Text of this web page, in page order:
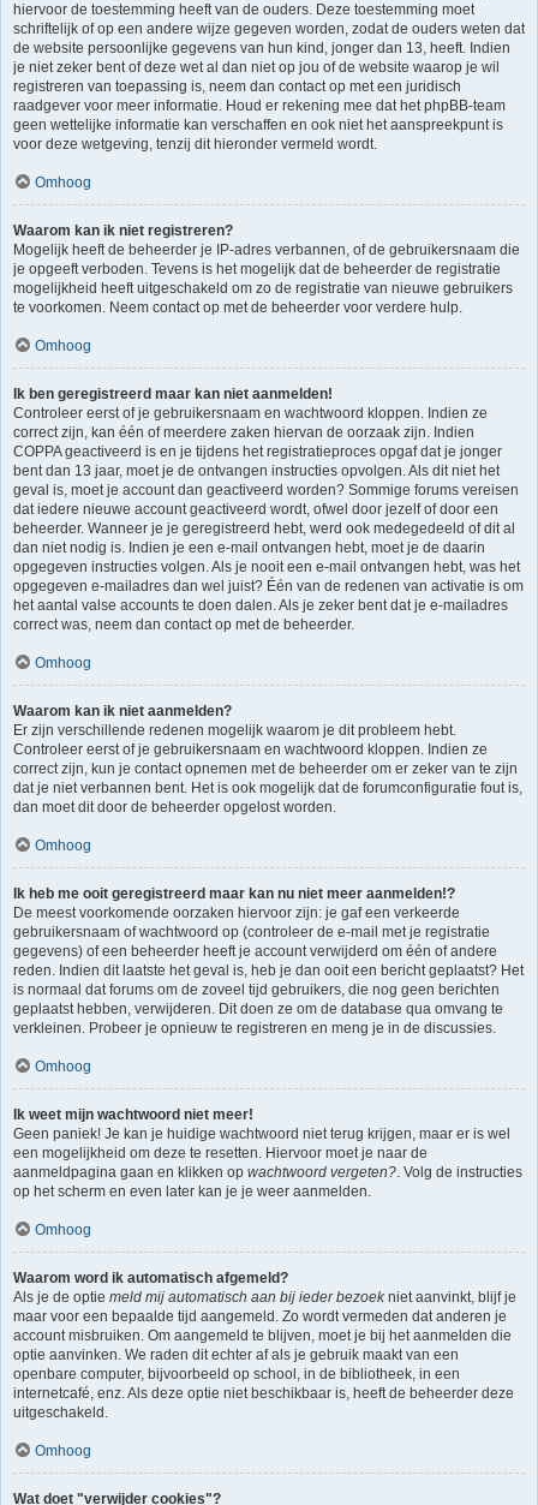
hiervoor de toestemming heeft van de ouders. Deze toestemming moet
schriftelijk of op een andere wijze gegeven worden, zodat de ouders weten dat
de website persoonlijke gegevens van hun kind, jonger dan 13, heeft. Indien
je niet zeker bent of deze wet al dan niet op jou of de website waarop je wil
registreren van toepassing is, neem dan contact op met een juridisch
raadgever voor meer informatie. Houd er rekening mee dat het phpBB-team
geen wettelijke informatie kan verschaffen en ook niet het aanspreekpunt is
voor deze wetgeving, tenzij dit hieronder vermeld wordt.
Omhoog
Waarom kan ik niet registreren?
Mogelijk heeft de beheerder je IP-adres verbannen, of de gebruikersnaam die
je opgeeft verboden. Tevens is het mogelijk dat de beheerder de registratie
mogelijkheid heeft uitgeschakeld om zo de registratie van nieuwe gebruikers
te voorkomen. Neem contact op met de beheerder voor verdere hulp.
Omhoog
Ik ben geregistreerd maar kan niet aanmelden!
Controleer eerst of je gebruikersnaam en wachtwoord kloppen. Indien ze
correct zijn, kan één of meerdere zaken hiervan de oorzaak zijn. Indien
COPPA geactiveerd is en je tijdens het registratieproces opgaf dat je jonger
bent dan 13 jaar, moet je de ontvangen instructies opvolgen. Als dit niet het
geval is, moet je account dan geactiveerd worden? Sommige forums vereisen
dat iedere nieuwe account geactiveerd wordt, ofwel door jezelf of door een
beheerder. Wanneer je je geregistreerd hebt, werd ook medegedeeld of dit al
dan niet nodig is. Indien je een e-mail ontvangen hebt, moet je de daarin
opgegeven instructies volgen. Als je nooit een e-mail ontvangen hebt, was het
opgegeven e-mailadres dan wel juist? Één van de redenen van activatie is om
het aantal valse accounts te doen dalen. Als je zeker bent dat je e-mailadres
correct was, neem dan contact op met de beheerder.
Omhoog
Waarom kan ik niet aanmelden?
Er zijn verschillende redenen mogelijk waarom je dit probleem hebt.
Controleer eerst of je gebruikersnaam en wachtwoord kloppen. Indien ze
correct zijn, kun je contact opnemen met de beheerder om er zeker van te zijn
dat je niet verbannen bent. Het is ook mogelijk dat de forumconfiguratie fout is,
dan moet dit door de beheerder opgelost worden.
Omhoog
Ik heb me ooit geregistreerd maar kan nu niet meer aanmelden!?
De meest voorkomende oorzaken hiervoor zijn: je gaf een verkeerde
gebruikersnaam of wachtwoord op (controleer de e-mail met je registratie
gegevens) of een beheerder heeft je account verwijderd om één of andere
reden. Indien dit laatste het geval is, heb je dan ooit een bericht geplaatst? Het
is normaal dat forums om de zoveel tijd gebruikers, die nog geen berichten
geplaatst hebben, verwijderen. Dit doen ze om de database qua omvang te
verkleinen. Probeer je opnieuw te registreren en meng je in de discussies.
Omhoog
Ik weet mijn wachtwoord niet meer!
Geen paniek! Je kan je huidige wachtwoord niet terug krijgen, maar er is wel
een mogelijkheid om deze te resetten. Hiervoor moet je naar de
aanmeldpagina gaan en klikken op wachtwoord vergeten?. Volg de instructies
op het scherm en even later kan je je weer aanmelden.
Omhoog
Waarom word ik automatisch afgemeld?
Als je de optie meld mij automatisch aan bij ieder bezoekniet aanvinkt, blijf je
maar voor een bepaalde tijd aangemeld. Zo wordt vermeden dat anderen je
account misbruiken. Om aangemeld te blijven, moet je bij het aanmelden die
optie aanvinken. We raden dit echter af als je gebruik maakt van een
openbare computer, bijvoorbeeld op school, in de bibliotheek, in een
internetcafé, enz. Als deze optie niet beschikbaar is, heeft de beheerder deze
uitgeschakeld.
Omhoog
Wat doet "verwijder cookies"?